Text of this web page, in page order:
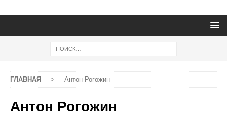
ГЛАВНАЯ > Антон Рогожин
Антон Рогожин